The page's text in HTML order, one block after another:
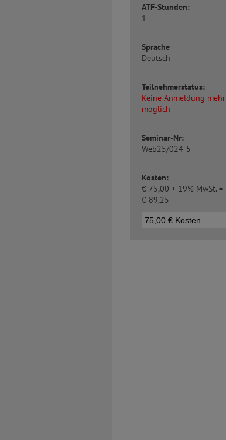
ATF-Stunden:
1
Sprache
Deutsch
Teilnehmerstatus:
Keine Anmeldung mehr
möglich
Seminar-Nr:
Web25/024-5
Kosten:
€ 75,00 + 19% MwSt. =
€ 89,25